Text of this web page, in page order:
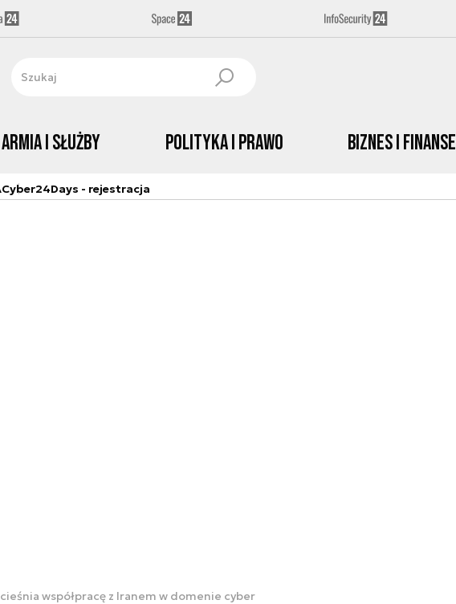
Armia i Służby Polityka i prawo Biznes i Finanse
Cyber24Days - rejestracja
współpracę z Iranem w domenie cyber